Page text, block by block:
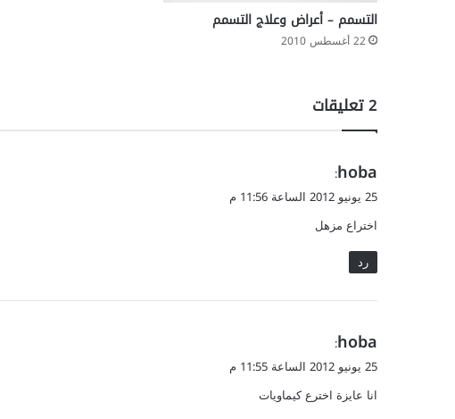
ا
ل
س
ة
؟
التسمم – أعراض وعلاج التسمم
22 أغسطس 2010
‫2 تعليقات
ي
ق
ل
hoba
:
25 يونيو 2012 الساعة 11:56 م
اختراع مزهل
رد
ي
ق
ل
hoba
:
25 يونيو 2012 الساعة 11:55 م
انا عايزة اخترع كيماويات